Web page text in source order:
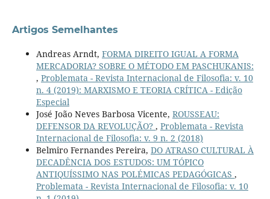
Artigos Semelhantes
Andreas Arndt, FORMA DIREITO IGUAL A FORMA
MERCADORIA? SOBRE O MÉTODO EM PASCHUKANIS:
, Problemata - Revista Internacional de Filosofia: v. 10
n. 4 (2019): MARXISMO E TEORIA CRÍTICA - Edição
Especial
José João Neves Barbosa Vicente, ROUSSEAU:
DEFENSOR DA REVOLUÇÃO? , Problemata - Revista
Internacional de Filosofia: v. 9 n. 2 (2018)
Belmiro Fernandes Pereira, DO ATRASO CULTURAL À
DECADÊNCIA DOS ESTUDOS: UM TÓPICO
ANTIQUÍSSIMO NAS POLÉMICAS PEDAGÓGICAS ,
Problemata - Revista Internacional de Filosofia: v. 10